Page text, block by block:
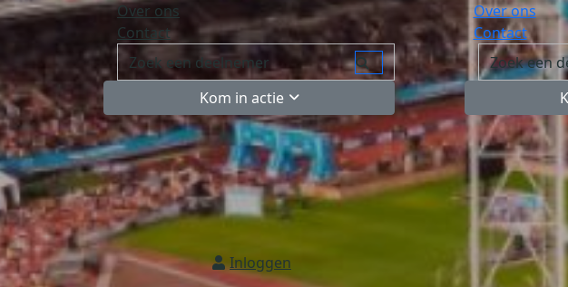
Over ons
Contact
Kom in actie
Inloggen
Over ons
Contact